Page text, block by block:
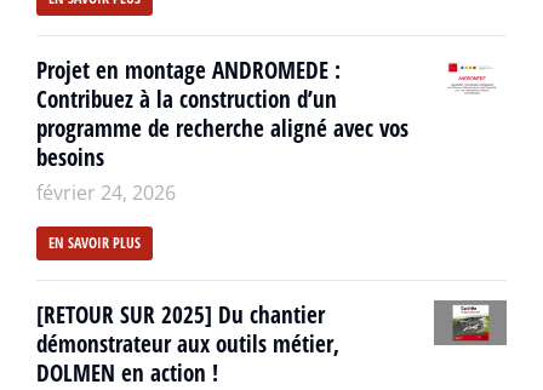
Projet en montage ANDROMEDE :
Contribuez à la construction d’un
programme de recherche aligné avec vos
besoins
février 24, 2026
EN SAVOIR PLUS
[RETOUR SUR 2025] Du chantier
démonstrateur aux outils métier,
DOLMEN en action !